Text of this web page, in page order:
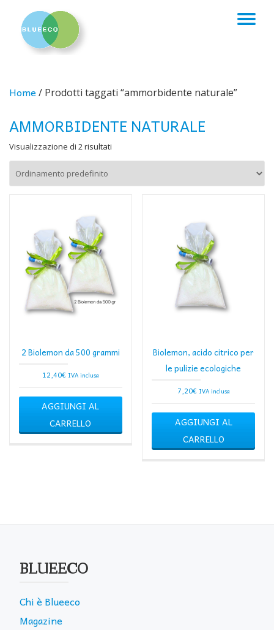
Home/ Prodotti taggati “ammorbidente naturale”
AMMORBIDENTE NATURALE
Visualizzazione di 2 risultati
2 Biolemon da 500 grammi
12,40€ IVA inclusa
AGGIUNGI AL
CARRELLO
Biolemon, acido citrico per
le pulizie ecologiche
7,20€ IVA inclusa
AGGIUNGI AL
CARRELLO
BLUEECO
Chi è Blueeco
Magazine